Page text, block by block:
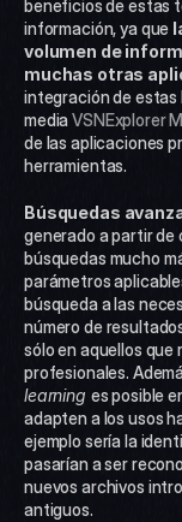
beneficios de estas
información, ya que
volumen de
muchas otras
integración de estas
media VSNExplorer
de las aplicaciones
herramientas.
Búsquedas
generado a partir de
búsquedas mucho
parámetros
búsqueda a las
número de
sólo en aquellos que
profesionales.
learning es posible
adapten a los usos
ejemplo sería la
pasarían a ser
nuevos archivos
antiguos.